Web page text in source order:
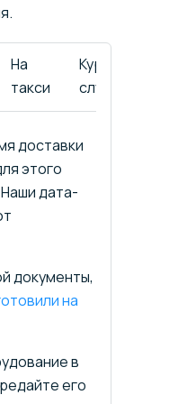
На
такси
Курьерской
службой
доставки
этого
Наши дата-
документы,
на
в
его